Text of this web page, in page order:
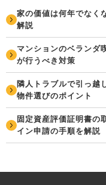
家の価値は何年でなく
解説
マンションのベランダ
が行うべき対策
隣人トラブルで引っ越
物件選びのポイント
固定資産評価証明書の
イン申請の手順を解説